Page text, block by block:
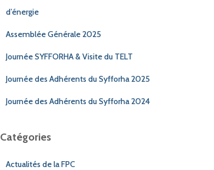
d’énergie
Assemblée Générale 2025
Journée SYFFORHA & Visite du TELT
Journée des Adhérents du Syfforha 2025
Journée des Adhérents du Syfforha 2024
Catégories
Actualités de la FPC